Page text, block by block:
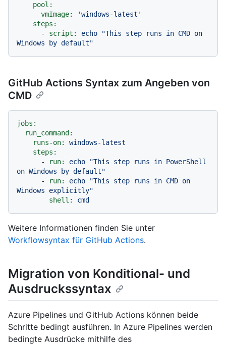
pool:
vmImage:
'windows-latest'
steps:
-
script: echo
"This step runs in CMD on
Windows by default"
GitHub Actions Syntax zum Angeben von
CMD
jobs:
run_command:
runs-on:
windows-latest
steps:
-
run: echo
"This step runs in PowerShell
on Windows by default"
-
run: echo
"This step runs in CMD on
Windows explicitly"
shell:
cmd
Weitere Informationen finden Sie unter
Workflowsyntax für GitHub Actions.
Migration von Konditional- und
Ausdruckssyntax
Azure Pipelines und GitHub Actions können beide
Schritte bedingt ausführen. In Azure Pipelines werden
bedingte Ausdrücke mithilfe des